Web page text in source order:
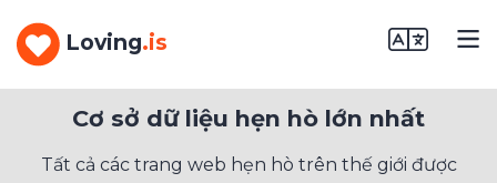
Loving.is
Cơ sở dữ liệu hẹn hò lớn nhất
Tất cả các trang web hẹn hò trên thế giới được